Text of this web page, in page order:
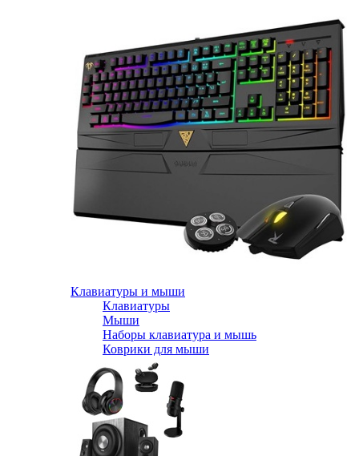
Клавиатуры и мыши
Клавиатуры
Мыши
Наборы клавиатура и мышь
Коврики для мыши